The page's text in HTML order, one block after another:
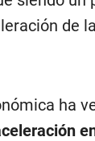
de
ha